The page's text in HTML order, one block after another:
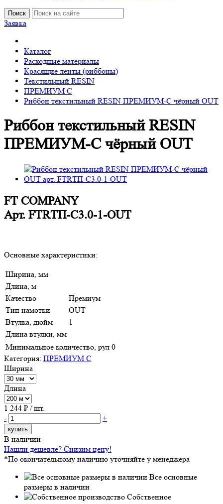
Поиск
Заявка
Каталог
Расходные материалы
Красящие ленты (риббоны)
Текстильный RESIN
ПРЕМИУМ С
Риббон текстильный RESIN ПРЕМИУМ-С чёрный OUT
Риббон текстильный RESIN
ПРЕМИУМ-С чёрный OUT
FT COMPANY
Арт. FTRТП-С3.0-1-OUT
Основные характеристики:
Ширина, мм
Длина, м
Качество
Премиум
Тип намотки
OUT
Втулка, дюйм
1
Длина втулки, мм
Минимальное количество, рул 0
Категория: ПРЕМИУМ С
Ширина
Длина
1 244 ₽ / шт.
-
+
купить
В наличии
Нашли дешевле? Снизим цену!
*По окончательному наличию уточняйте у менеджера
Все основные
размеры в наличии
Собственное